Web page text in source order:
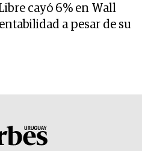
cayó 6% en Wall
a pesar de su